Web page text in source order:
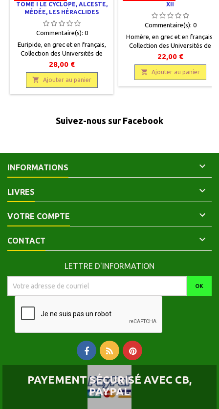
TOME I LE CYCLOPE, ALCESTE,
MÉDÉE, LES HÉRACLIDES
Commentaire(s): 0
Euripide, en grec et en français,
Collection des Universités de
France, Paris, Les Belles Lettres,
1976, 13,5 x 20,5, 235 pages,
reliéoccasion, Très bon état,
pleine toile bleu-gris, dos lisse,
pièce de titre en cuir brun, titre
28,00 €
 Ajouter au panier
XII
Commentaire(s): 0
Homère, en grec et en français,
Collection des Universités de
France, Paris, Les Belles Lettres,
1947, 13,5 x 20,5, XI + 164 pages,
reliéoccasion, Très bon état,
pleine toile bleu-gris, dos lisse,
pièce de titre en cuir brun, titre et
22,00 €
 Ajouter au panier
Suivez-nous sur Facebook
INFORMATIONS 
LIVRES 
VOTRE COMPTE 
CONTACT 
LETTRE D'INFORMATION
PAYEMENT SÉCURISÉ AVEC CB,
PAYPAL